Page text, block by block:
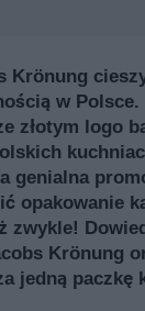
Krönung
w
złotym logo
genialna
opakowanie
zwykle!
Krönung
jedną paczkę